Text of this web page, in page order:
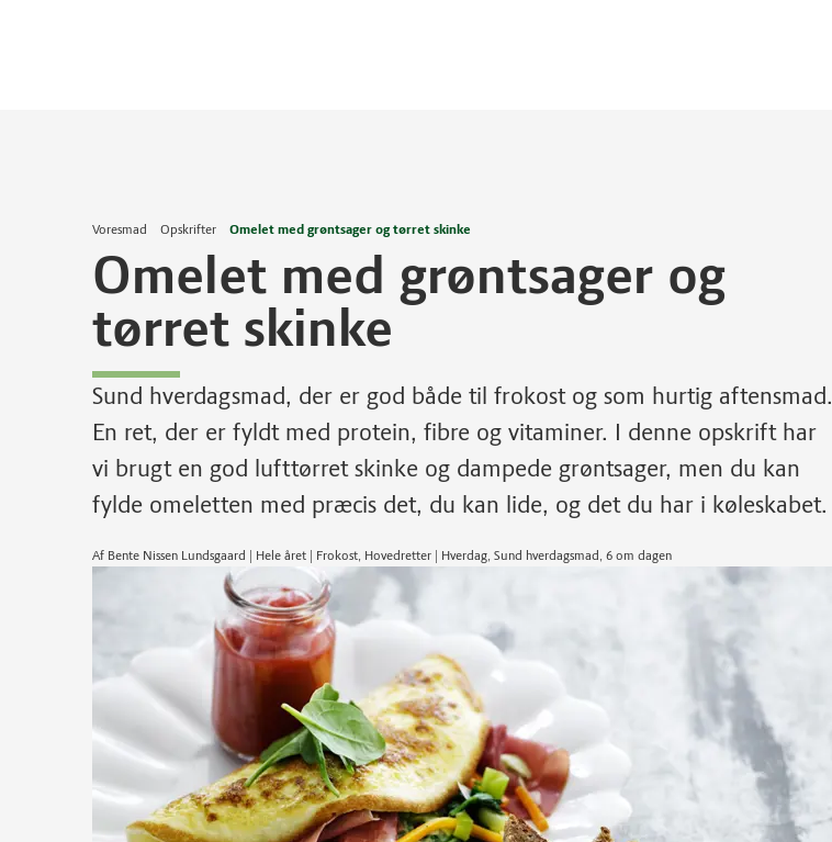
Voresmad Opskrifter Omelet med grøntsager og tørret skinke
Omelet med grøntsager og
tørret skinke
Sund hverdagsmad, der er god både til frokost og som hurtig aftensmad.
En ret, der er fyldt med protein, fibre og vitaminer. I denne opskrift har
vi brugt en god lufttørret skinke og dampede grøntsager, men du kan
fylde omeletten med præcis det, du kan lide, og det du har i køleskabet.
Af Bente Nissen Lundsgaard | Hele året | Frokost, Hovedretter | Hverdag, Sund hverdagsmad, 6 om dagen